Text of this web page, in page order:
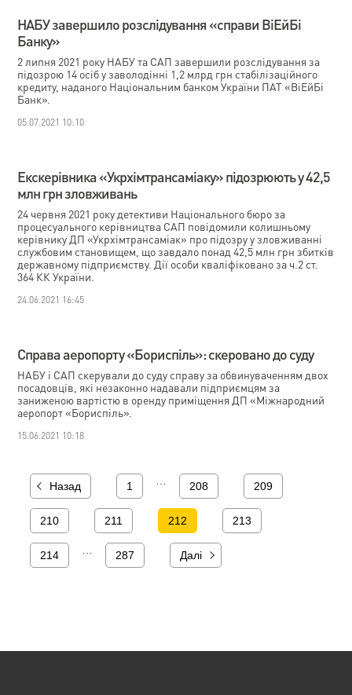
НАБУ завершило розслідування «справи ВіЕйБі
Банку»
2 липня 2021 року НАБУ та САП завершили розслідування за
підозрою 14 осіб у заволодінні 1,2 млрд грн стабілізаційного
кредиту, наданого Національним банком України ПАТ «ВіЕйБі
Банк».
05.07.2021 10:10
Екскерівника «Укрхімтрансаміаку» підозрюють у 42,5
млн грн зловживань
24 червня 2021 року детективи Національного бюро за
процесуального керівництва САП повідомили колишньому
керівнику ДП «Укрхімтрансаміак» про підозру у зловживанні
службовим становищем, що завдало понад 42,5 млн грн збитків
державному підприємству. Дії особи кваліфіковано за ч.2 ст.
364 КК України.
24.06.2021 16:45
Справа аеропорту «Бориспіль»: скеровано до суду
НАБУ і САП скерували до суду справу за обвинуваченням двох
посадовців, які незаконно надавали підприємцям за
заниженою вартістю в оренду приміщення ДП «Міжнародний
аеропорт «Бориспіль».
15.06.2021 10:18
Назад 1 208 209
210 211 212 213
214 287 Далі